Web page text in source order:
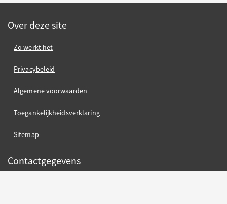
Over deze site
Zo werkt het
Privacybeleid
Algemene voorwaarden
Toegankelijkheidsverklaring
Sitemap
Contactgegevens